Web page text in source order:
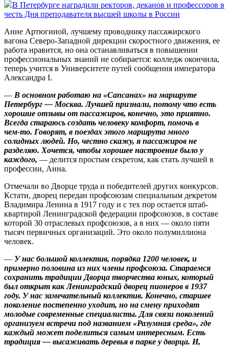
В Петербурге наградили ректоров, деканов и профессоров в
честь Дня преподавателя высшей школы в России
Анне Артюгиной, лучшему проводнику пассажирского
вагона Северо-Западной дирекции скоростного движения, ее
работа нравится, но она останавливаться в повышении
профессиональных знаний не собирается: колледж окончила,
теперь учится в Университете путей сообщения императора
Александра I.
— В основном работаю на «Сап­санах» на маршруте
Петербург — Москва. Лучшей признали, потому что есть
хорошие отзывы от пассажиров, конечно, это приятно.
Всегда стараюсь создать человеку комфорт, помочь в
чем‑то. Говорят, в поездах этого маршрута много
солидных людей. Но, честно скажу, я пассажиров не
разделяю. Хочется, чтобы хорошее настроение было у
каждого, — делится прос­тым секретом, как стать лучшей в
профессии, Анна.
Отмечали во Дворце труда и победителей других конкурсов.
Кстати, дворец передан профсоюзам специальным декретом
Владимира Ленина в 1917 году и с тех пор остается штаб-
квартирой Ленинградской федерации профсоюзов, в составе
которой 30 отраслевых профсоюзов, а в них — около пяти
тысяч первичных организаций. Это около полумиллиона
человек.
— У нас большой коллектив, порядка 1200 человек, и
примерно половина из них члены профсоюза. Стараемся
сохранить традиции Дворца творчества юных, который
был открыт как Ленинградский дворец пионеров в 1937
году. У нас замечательный коллектив. Конечно, старшее
поколение постепенно уходит, но на смену приходят
молодые современные специалисты. Для связи поколений
организуем встречи под названием «Разумная среда», где
каждый может поделиться самым интересным. Есть
традиция — высаживать деревья в парке у дворца. И,